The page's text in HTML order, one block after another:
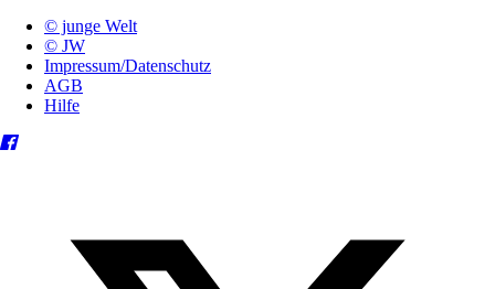
© junge Welt
© JW
Impressum/Datenschutz
AGB
Hilfe